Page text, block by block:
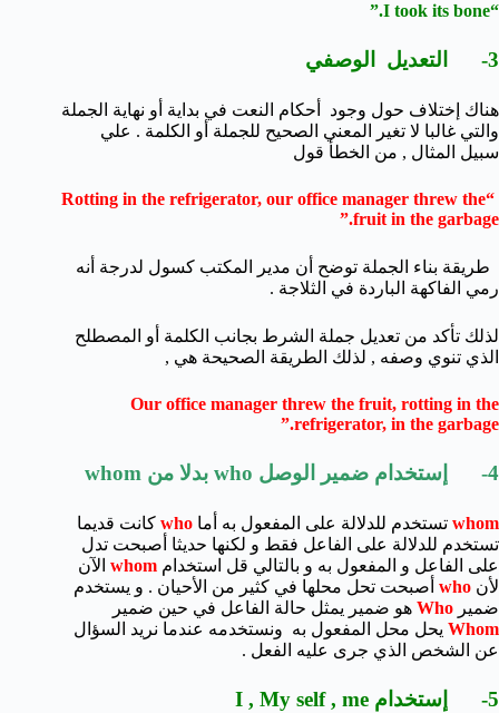
“I took its bone.”
3- التعديل الوصفي
هناك إختلاف حول وجود أحكام النعت في بداية أو نهاية الجملة
والتي غالبا لا تغير المعني الصحيح للجملة أو الكلمة . علي
سبيل المثال , من الخطأ قول
“Rotting in the refrigerator, our office manager threw the
fruit in the garbage.”
طريقة بناء الجملة توضح أن مدير المكتب كسول لدرجة أنه
رمي الفاكهة الباردة في الثلاجة .
لذلك تأكد من تعديل جملة الشرط بجانب الكلمة أو المصطلح
الذي تنوي وصفه , لذلك الطريقة الصحيحة هي ,
Our office manager threw the fruit, rotting in the
refrigerator, in the garbage.”
4- إستخدام ضمير الوصل who بدلا من whom
whom تستخدم للدلالة على المفعول به أما
كانت قديما
تستخدم للدلالة على الفاعل فقط و لكنها حديثا أصبحت تدل
على الفاعل و المفعول به و بالتالي قل استخدام whom الآن
لأن who أصبحت تحل محلها في كثير من الأحيان . و يستخدم
ضمير Who هو ضمير يمثل حالة الفاعل في حين ضمير
Whom يحل محل المفعول به ونستخدمه عندما نريد السؤال
عن الشخص الذي جرى عليه الفعل .
5- إستخدام I , My self , me